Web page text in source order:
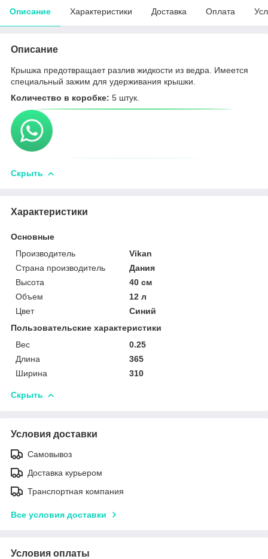
Описание Характеристики Доставка Оплата
Описание
Крышка предотвращает разлив жидкости из ведра. Имеется
специальный зажим для удерживания крышки.
Количество в коробке: 5 штук.
Скрыть
Характеристики
Основные
Производитель
Vikan
Страна производитель
Дания
Высота
40 см
Объем
12 л
Цвет
Синий
Пользовательские характеристики
Вес
0.25
Длина
365
Ширина
310
Скрыть
Условия доставки
Самовывоз
Доставка курьером
Транспортная компания
Все условия доставки
Условия оплаты